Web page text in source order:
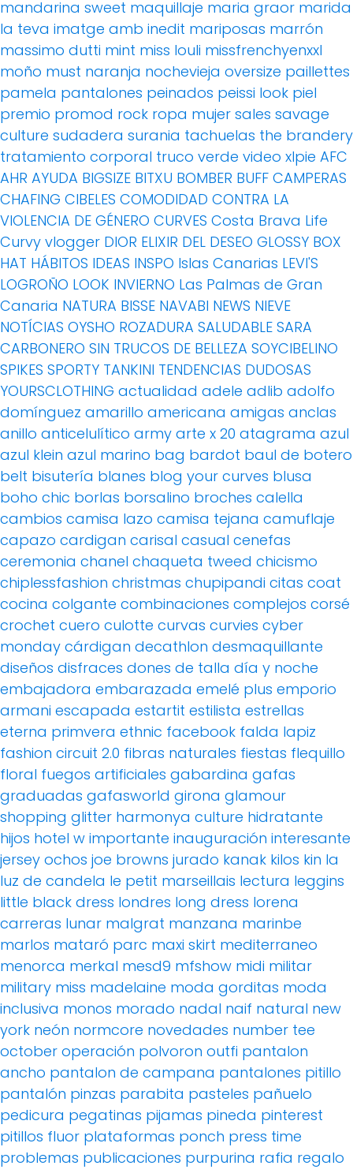
mandarina sweet maquillaje maria graor marida
la teva imatge amb inedit mariposas marrón
massimo dutti mint miss louli missfrenchyenxxl
moño must naranja nochevieja oversize paillettes
pamela pantalones peinados peissi look piel
premio promod rock ropa mujer sales savage
culture sudadera surania tachuelas the brandery
tratamiento corporal truco verde video xlpie AFC
AHR AYUDA BIGSIZE BITXU BOMBER BUFF CAMPERAS
CHAFING CIBELES COMODIDAD CONTRA LA
VIOLENCIA DE GÉNERO CURVES Costa Brava Life
Curvy vlogger DIOR ELIXIR DEL DESEO GLOSSY BOX
HAT HÁBITOS IDEAS INSPO Islas Canarias LEVI'S
LOGROÑO LOOK INVIERNO Las Palmas de Gran
Canaria NATURA BISSE NAVABI NEWS NIEVE
NOTÍCIAS OYSHO ROZADURA SALUDABLE SARA
CARBONERO SIN TRUCOS DE BELLEZA SOYCIBELINO
SPIKES SPORTY TANKINI TENDENCIAS DUDOSAS
YOURSCLOTHING actualidad adele adlib adolfo
domínguez amarillo americana amigas anclas
anillo anticelulítico army arte x 20 atagrama azul
azul klein azul marino bag bardot baul de botero
belt bisutería blanes blog your curves blusa
boho chic borlas borsalino broches calella
cambios camisa lazo camisa tejana camuflaje
capazo cardigan carisal casual cenefas
ceremonia chanel chaqueta tweed chicismo
chiplessfashion christmas chupipandi citas coat
cocina colgante combinaciones complejos corsé
crochet cuero culotte curvas curvies cyber
monday cárdigan decathlon desmaquillante
diseños disfraces dones de talla día y noche
embajadora embarazada emelé plus emporio
armani escapada estartit estilista estrellas
eterna primvera ethnic facebook falda lapiz
fashion circuit 2.0 fibras naturales fiestas flequillo
floral fuegos artificiales gabardina gafas
graduadas gafasworld girona glamour
shopping glitter harmonya culture hidratante
hijos hotel w importante inauguración interesante
jersey ochos joe browns jurado kanak kilos kin la
luz de candela le petit marseillais lectura leggins
little black dress londres long dress lorena
carreras lunar malgrat manzana marinbe
marlos mataró parc maxi skirt mediterraneo
menorca merkal mesd9 mfshow midi militar
military miss madelaine moda gorditas moda
inclusiva monos morado nadal naif natural new
york neón normcore novedades number tee
october operación polvoron outfi pantalon
ancho pantalon de campana pantalones pitillo
pantalón pinzas parabita pasteles pañuelo
pedicura pegatinas pijamas pineda pinterest
pitillos fluor plataformas ponch press time
problemas publicaciones purpurina rafia regalo